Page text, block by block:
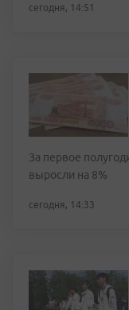
сегодня, 14:51
За первое
выросли на 8%
сегодня, 14:33